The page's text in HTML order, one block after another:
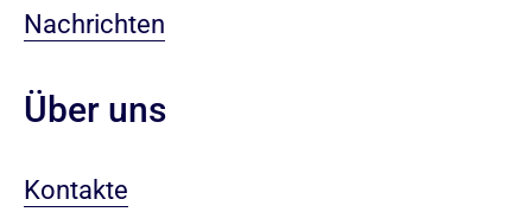
Nachrichten
Über uns
Kontakte